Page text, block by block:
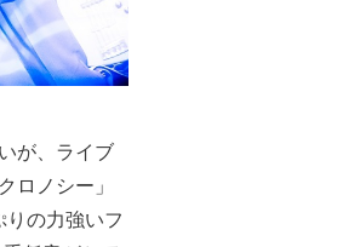
が、ライブ
ロノシー」
の力強いフ